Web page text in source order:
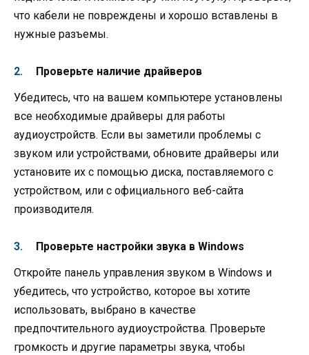
что кабели не повреждены и хорошо вставлены в
нужные разъемы.
Проверьте наличие драйверов
Убедитесь, что на вашем компьютере установлены
все необходимые драйверы для работы
аудиоустройств. Если вы заметили проблемы с
звуком или устройствами, обновите драйверы или
установите их с помощью диска, поставляемого с
устройством, или с официального веб-сайта
производителя.
Проверьте настройки звука в Windows
Откройте панель управления звуком в Windows и
убедитесь, что устройство, которое вы хотите
использовать, выбрано в качестве
предпочтительного аудиоустройства. Проверьте
громкость и другие параметры звука, чтобы